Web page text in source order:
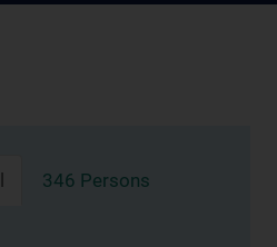
346 Persons